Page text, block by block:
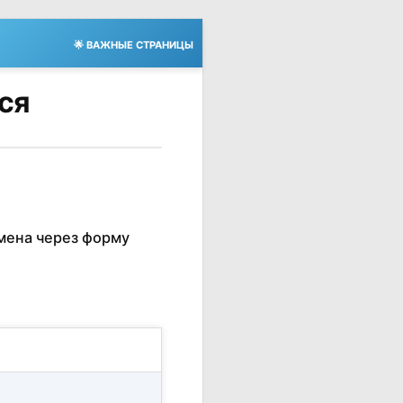
🌟 ВАЖНЫЕ СТРАНИЦЫ
через форму